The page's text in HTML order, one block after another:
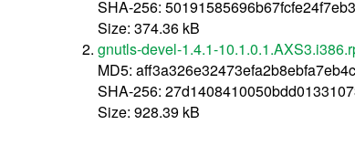
SHA-256:
Size: 374.36 kB
gnutls-devel-1.4.1-
MD5:
SHA-256:
Size: 928.39 kB